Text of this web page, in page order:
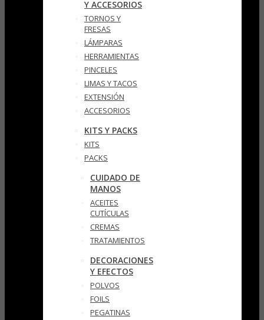
Y ACCESORIOS
TORNOS Y
FRESAS
LÁMPARAS
HERRAMIENTAS
PINCELES
LIMAS Y TACOS
EXTENSIÓN
ACCESORIOS
KITS Y PACKS
KITS
PACKS
CUIDADO DE
MANOS
ACEITES
CUTÍCULAS
CREMAS
TRATAMIENTOS
DECORACIONES
Y EFECTOS
POLVOS
FOILS
PEGATINAS